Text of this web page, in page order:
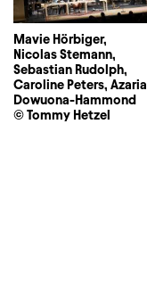
Mavie Hörbiger,
Nicolas Stemann,
Sebastian Rudolph,
Caroline Peters, Azaria
Dowuona-Hammond
© Tommy Hetzel